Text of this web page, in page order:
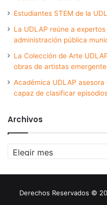
Estudiantes STEM de la
La UDLAP reúne a
administración pública
La Colección de Arte
obras de artistas
Académica UDLAP
capaz de clasificar
Archivos
Archivos
Derechos Reservados ©